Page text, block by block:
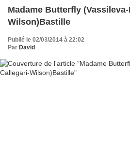
Madame Butterfly
Wilson)Bastille
Publié le 02/03/2014 à 22:02
Par David